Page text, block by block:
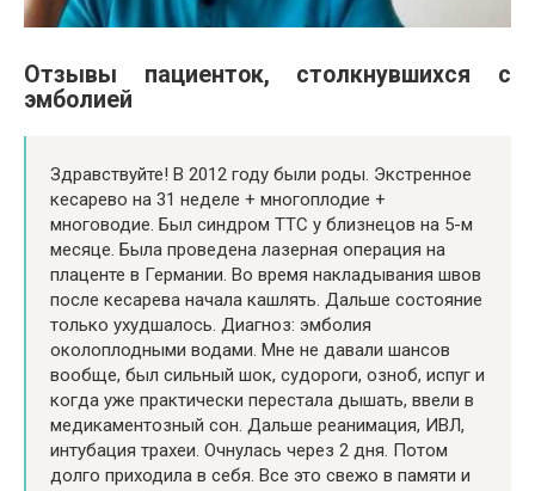
Отзывы пациенток, столкнувшихся с
эмболией
Здравствуйте! В 2012 году были роды. Экстренное
кесарево на 31 неделе + многоплодие +
многоводие. Был синдром ТТС у близнецов на 5-м
месяце. Была проведена лазерная операция на
плаценте в Германии. Во время накладывания швов
после кесарева начала кашлять. Дальше состояние
только ухудшалось. Диагноз: эмболия
околоплодными водами. Мне не давали шансов
вообще, был сильный шок, судороги, озноб, испуг и
когда уже практически перестала дышать, ввели в
медикаментозный сон. Дальше реанимация, ИВЛ,
интубация трахеи. Очнулась через 2 дня. Потом
долго приходила в себя. Все это свежо в памяти и